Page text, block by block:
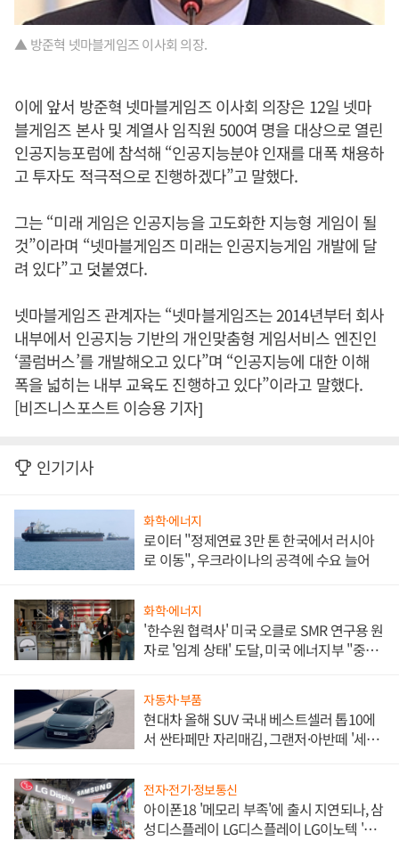
▲ 방준혁 넷마블게임즈 이사회 의장.
이에 앞서 방준혁 넷마블게임즈 이사회 의장은 12일 넷마
블게임즈 본사 및 계열사 임직원 500여 명을 대상으로 열린
인공지능포럼에 참석해 “인공지능분야 인재를 대폭 채용하
고 투자도 적극적으로 진행하겠다”고 말했다.
그는 “미래 게임은 인공지능을 고도화한 지능형 게임이 될
것”이라며 “넷마블게임즈 미래는 인공지능게임 개발에 달
려 있다”고 덧붙였다.
넷마블게임즈 관계자는 “넷마블게임즈는 2014년부터 회사
내부에서 인공지능 기반의 개인맞춤형 게임서비스 엔진인
‘콜럼버스’를 개발해오고 있다”며 “인공지능에 대한 이해
폭을 넓히는 내부 교육도 진행하고 있다”이라고 말했다.
[비즈니스포스트 이승용 기자]
인기기사
화학·에너지
로이터 "정제연료 3만 톤 한국에서 러시아
로 이동", 우크라이나의 공격에 수요 늘어
화학·에너지
'한수원 협력사' 미국 오클로 SMR 연구용 원
자로 '임계 상태' 도달, 미국 에너지부 "중요
자동차·부품
현대차 올해 SUV 국내 베스트셀러 톱10에
서 싼타페만 자리매김, 그랜저·아반떼 '세단
전자·전기·정보통신
아이폰18 '메모리 부족'에 출시 지연되나, 삼
성디스플레이 LG디스플레이 LG이노텍 '탈